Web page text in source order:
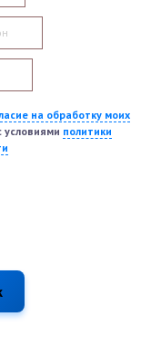
на обработку моих
условиями политики